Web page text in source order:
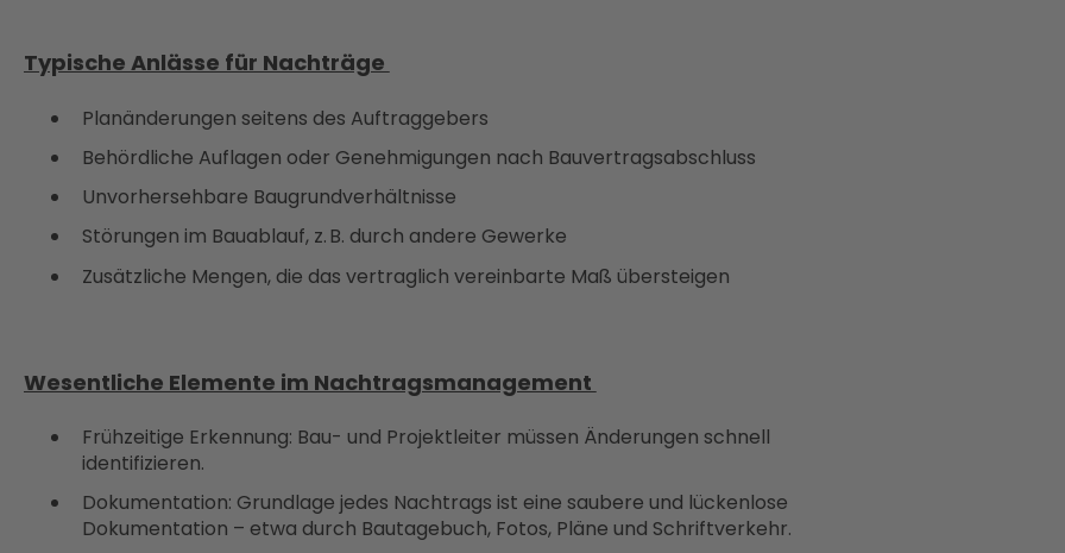
Typische Anlässe für Nachträge
Planänderungen seitens des Auftraggebers
Behördliche Auflagen oder Genehmigungen nach Bauvertragsabschluss
Unvorhersehbare Baugrundverhältnisse
Störungen im Bauablauf, z. B. durch andere Gewerke
Zusätzliche Mengen, die das vertraglich vereinbarte Maß übersteigen
Wesentliche Elemente im Nachtragsmanagement
Frühzeitige Erkennung: Bau- und Projektleiter müssen Änderungen schnell
identifizieren.
Dokumentation: Grundlage jedes Nachtrags ist eine saubere und lückenlose
Dokumentation – etwa durch Bautagebuch, Fotos, Pläne und Schriftverkehr.